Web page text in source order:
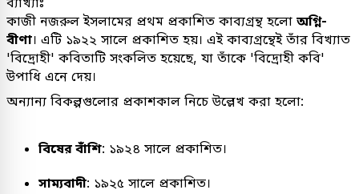
কাজী নজরুল ইসলামের প্রথম প্রকাশিত কাব্যগ্রন্থ হলো অগ্নি-
বীণা। এটি ১৯২২ সালে প্রকাশিত হয়। এই কাব্যগ্রন্থেই তাঁর বিখ্যাত
'বিদ্রোহী' কবিতাটি সংকলিত হয়েছে, যা তাঁকে 'বিদ্রোহী কবি'
উপাধি এনে দেয়।
অন্যান্য বিকল্পগুলোর প্রকাশকাল নিচে উল্লেখ করা হলো:
বিষের বাঁশি: ১৯২৪ সালে প্রকাশিত।
সাম্যবাদী: ১৯২৫ সালে প্রকাশিত।